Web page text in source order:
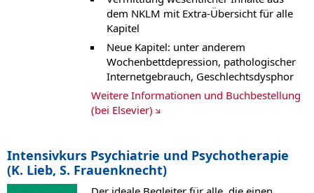
dem NKLM mit Extra-Übersicht für alle
Kapitel
Neue Kapitel: unter anderem
Wochenbettdepression, pathologischer
Internetgebrauch, Geschlechtsdysphor
Weitere Informationen und Buchbestellung
(bei Elsevier)
Intensivkurs Psychiatrie und Psychotherapie
(K. Lieb, S. Frauenknecht)